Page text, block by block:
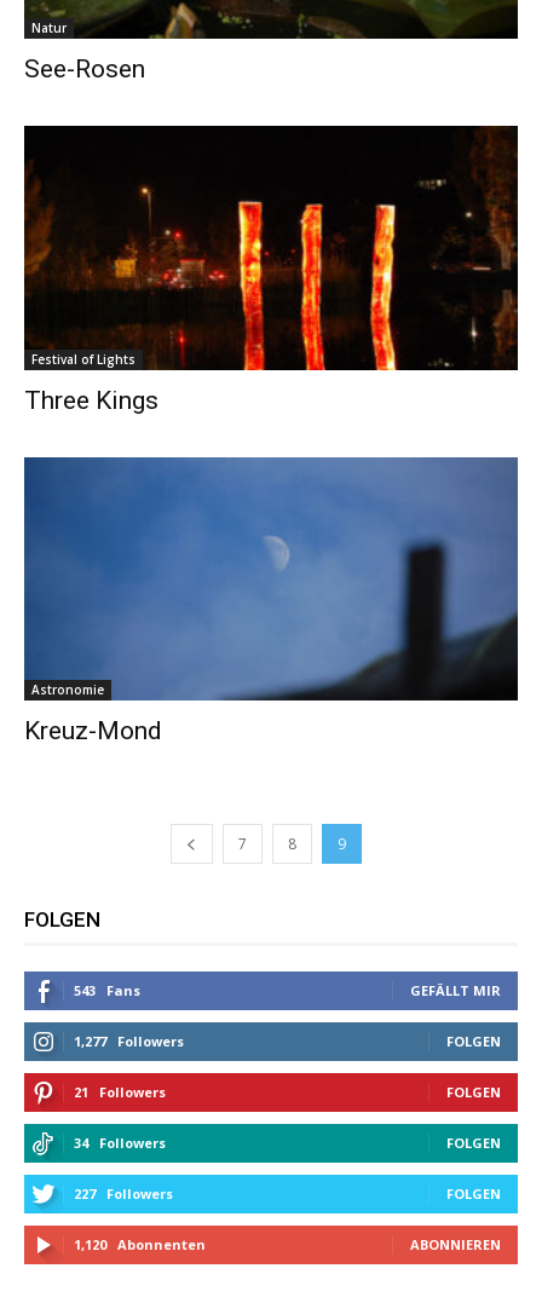
Natur
See-Rosen
Festival of Lights
Three Kings
Astronomie
Kreuz-Mond
7 8 9
FOLGEN
543 Fans GEFÄLLT MIR
1,277 Followers FOLGEN
21 Followers FOLGEN
34 Followers FOLGEN
227 Followers FOLGEN
1,120 Abonnenten ABONNIEREN